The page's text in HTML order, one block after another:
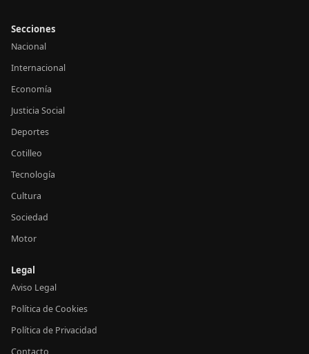
Secciones
Nacional
Internacional
Economía
Justicia Social
Deportes
Cotilleo
Tecnología
Cultura
Sociedad
Motor
Legal
Aviso Legal
Política de Cookies
Política de Privacidad